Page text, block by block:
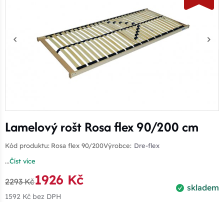
Lamelový rošt Rosa flex 90/200 cm
Kód produktu: Rosa flex 90/200Výrobce: Dre-flex
...Číst více
skladem
2293 Kč1926 Kč
1592 Kč bez DPH